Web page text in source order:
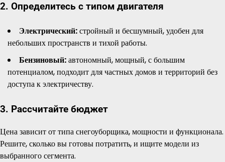
2. Определитесь с типом двигателя
Электрический:стройный и бесшумный, удобен для
небольших пространств и тихой работы.
Бензиновый:автономный, мощный, с большим
потенциалом, подходит для частных домов и территорий без
доступа к электричеству.
3. Рассчитайте бюджет
Цена зависит от типа снегоуборщика, мощности и функционала.
Решите, сколько вы готовы потратить, и ищите модели из
выбранного сегмента.